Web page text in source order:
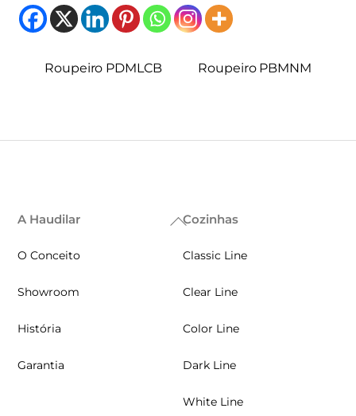
Roupeiro PDMLCB Roupeiro PBMNM
Back
Top
A Haudilar
O Conceito
Showroom
História
Garantia
Cozinhas
Classic Line
Clear Line
Color Line
Dark Line
White Line